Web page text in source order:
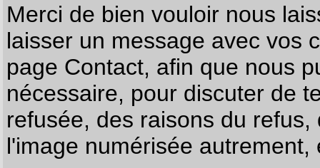
Merci de bien vouloir nous
laisser un message avec vos
page Contact, afin que nous
nécessaire, pour discuter de
refusée, des raisons du
l'image numérisée autrement,